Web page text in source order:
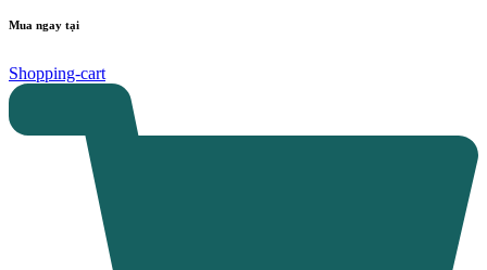
Mua ngay tại
Shopping-cart